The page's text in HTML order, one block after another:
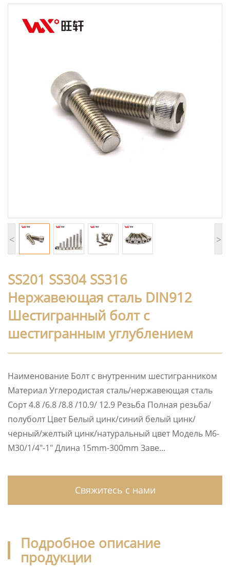
< >
SS201 SS304 SS316
Нержавеющая сталь DIN912
Шестигранный болт с
шестигранным углублением
Наименование Болт с внутренним шестигранником
Материал Углеродистая сталь/нержавеющая сталь
Сорт 4.8 /6.8 /8.8 /10.9/ 12.9 Резьба Полная резьба/
полуболт Цвет Белый цинк/синий белый цинк/
черный/желтый цинк/натуральный цвет Модель M6-
M30/1/4″-1″ Длина 15mm-300mm Заве...
Свяжитесь с нами
Подробное описание
продукции